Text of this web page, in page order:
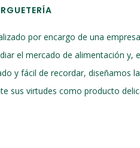
por encargo de una
el mercado de alimentación
y fácil de recordar, diseñamos
sus virtudes como producto